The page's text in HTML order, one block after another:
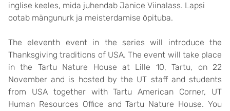
inglise keeles, mida juhendab Janice Viinalass. Lapsi
ootab mängunurk ja meisterdamise õpituba.
The eleventh event in the series will introduce the
Thanksgiving traditions of USA. The event will take place
in the Tartu Nature House at Lille 10, Tartu, on 22
November and is hosted by the UT staff and students
from USA together with Tartu American Corner, UT
Human Resources Office and Tartu Nature House. You